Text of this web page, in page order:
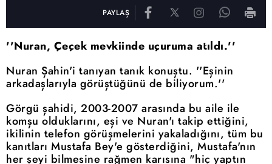
PAYLAŞ
''Nuran, Çeçek mevkiinde uçuruma atıldı.''
Nuran Şahin'i tanıyan tanık konuştu. ''Eşinin
arkadaşlarıyla görüştüğünü de biliyorum.''
Görgü şahidi, 2003-2007 arasında bu aile ile
komşu olduklarını, eşi ve Nuran'ı takip ettiğini,
ikilinin telefon görüşmelerini yakaladığını, tüm bu
kanıtları Mustafa Bey'e gösterdiğini, Mustafa'nın
her şeyi bilmesine rağmen karısına "hiç yaptın